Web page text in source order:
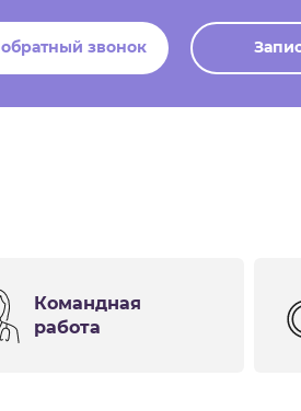
обратный звонок
Командная
работа